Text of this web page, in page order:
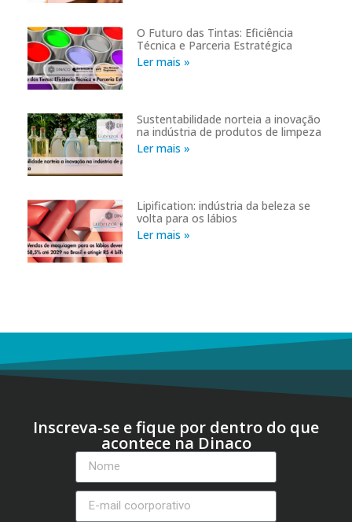
O Futuro das Tintas: Eficiência
Técnica e Parceria Estratégica
Ler mais »
Sustentabilidade norteia a inovação
na indústria de produtos de limpeza
Ler mais »
Lipification: indústria da beleza se
volta para os lábios
Ler mais »
Inscreva-se e fique por dentro do que
acontece na Dinaco